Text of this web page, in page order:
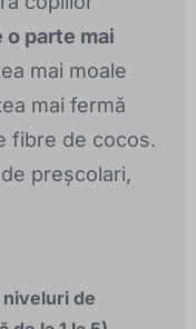
parte mai
mai moale
mai fermă
fibre de cocos.
preșcolari,
de